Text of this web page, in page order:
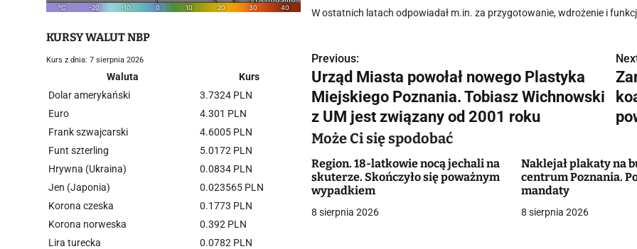
W ostatnich latach odpowiadał m.in. za przygotowanie, wdrożenie i
N
a
w
i
g
a
Previous:
Urząd Miasta powołał nowego Plastyka
Miejskiego Poznania. Tobiasz Wichnowski
z UM jest związany od 2001 roku
Może Ci się spodobać
Region. 18-latkowie nocą jechali na
skuterze. Skończyło się poważnym
wypadkiem
8 sierpnia 2026
Naklejał plakaty na
centrum Poznania.
mandaty
8 sierpnia 2026
KURSY WALUT NBP
Kurs z dnia: 7 sierpnia 2026
Waluta
Kurs
Dolar amerykański
3.7324 PLN
Euro
4.301 PLN
Frank szwajcarski
4.6005 PLN
Funt szterling
5.0172 PLN
Hrywna (Ukraina)
0.0834 PLN
Jen (Japonia)
0.023565 PLN
Korona czeska
0.1773 PLN
Korona norweska
0.392 PLN
Lira turecka
0.0782 PLN